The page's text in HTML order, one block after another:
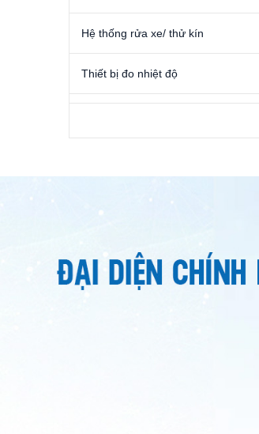
Hệ thống rửa xe/ thử kín
Thiết bị đo nhiệt độ
Máy đo độ ồn